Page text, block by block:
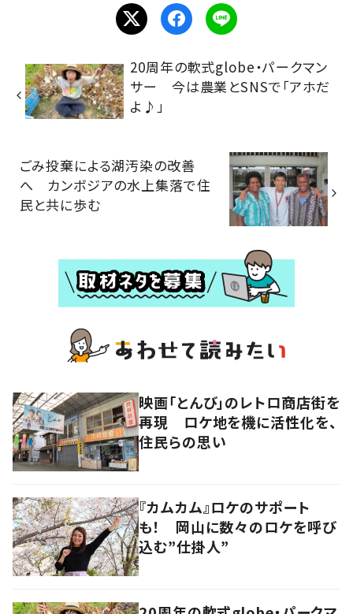
20周年の軟式globe・パークマン
サー 今は農業とSNSで「アホだ
よ♪」
ごみ投棄による湖汚染の改善
へ カンボジアの水上集落で住
民と共に歩む
映画「とんび」のレトロ商店街を
再現 ロケ地を機に活性化を、
住民らの思い
『カムカム』ロケのサポート
も！ 岡山に数々のロケを呼び
込む”仕掛人”